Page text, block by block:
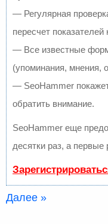
— Регулярная
пересчет показателей
— Все известные
(упоминания, мнения,
— SeoHammer
обратить внимание.
SeoHammer еще
десятки раз, а
Далее »